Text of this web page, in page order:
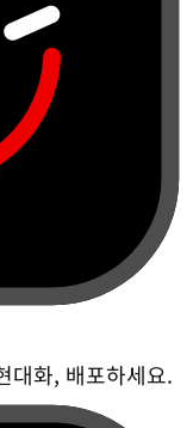
대화, 배포하세요.